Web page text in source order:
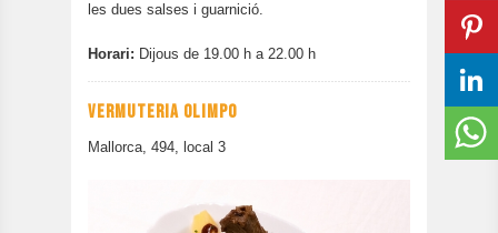
les dues salses i guarnició.
Horari: Dijous de 19.00 h a 22.00 h
VERMUTERIA OLIMPO
Mallorca, 494, local 3